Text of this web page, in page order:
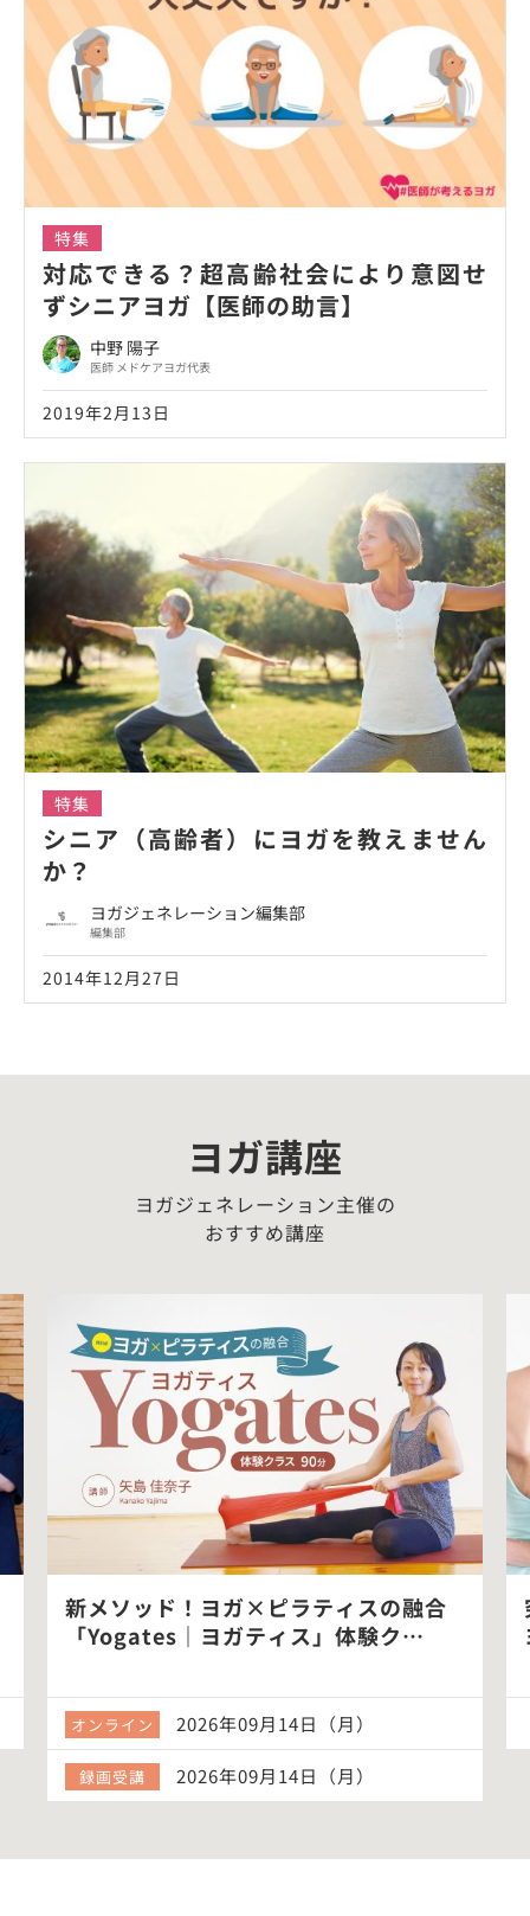
特集
対応できる？超高齢社会により意図せ
ずシニアヨガ【医師の助言】
中野 陽子
医師 メドケアヨガ代表
2019年2月13日
特集
シニア（高齢者）にヨガを教えません
か？
ヨガジェネレーション編集部
編集部
2014年12月27日
ヨガ講座
ヨガジェネレーション主催の
おすすめ講座
新メソッド！ヨガ×ピラティスの融合
「Yogates｜ヨガティス」体験ク…
オンライン 2026年09月14日（月）
録画受講 2026年09月14日（月）